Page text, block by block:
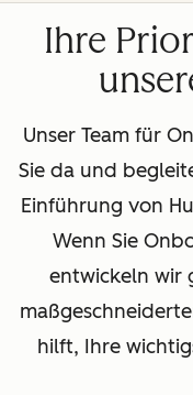
Ihre
Unser Team für
Sie da und
Einführung von
Wenn Sie
entwickeln wir
hilft, Ihre